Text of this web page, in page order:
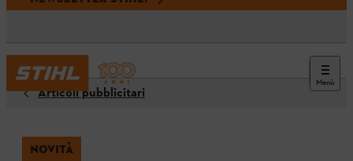
Menù
Articoli pubblicitari
NOVITÀ